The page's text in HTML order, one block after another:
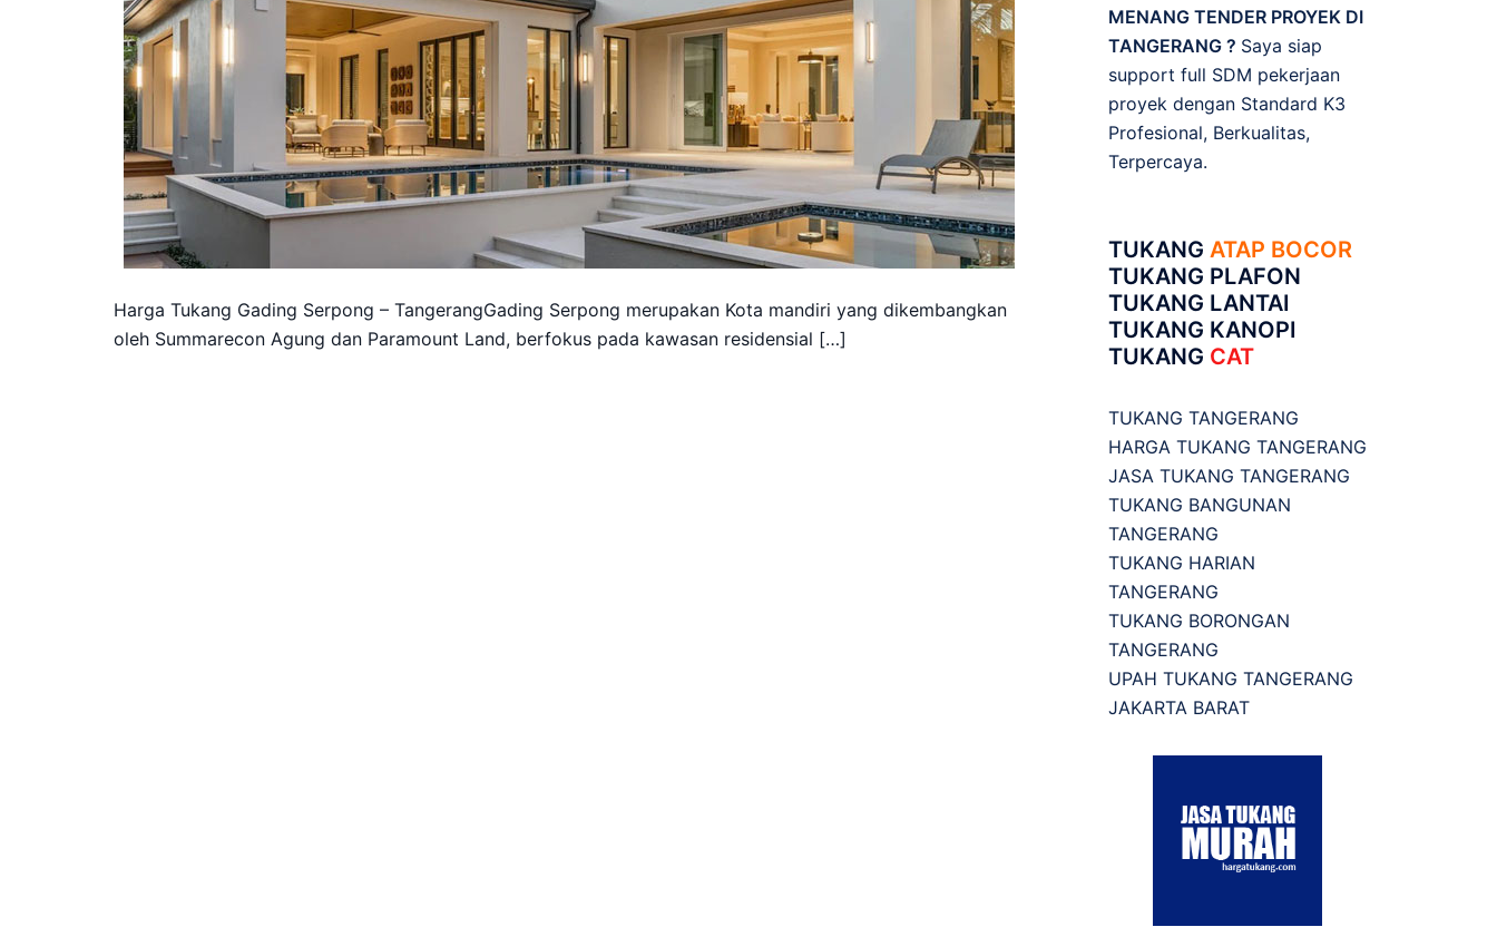
Harga Tukang Gading Serpong – TangerangGading Serpong merupakan Kota mandiri yang dikembangkan
oleh Summarecon Agung dan Paramount Land, berfokus pada kawasan residensial […]
MENANG TENDER PROYEK DI
TANGERANG ? Saya siap
support full SDM pekerjaan
proyek dengan Standard K3
Profesional, Berkualitas,
Terpercaya.
TUKANG ATAP BOCOR
TUKANG PLAFON
TUKANG LANTAI
TUKANG KANOPI
TUKANG CAT
TUKANG TANGERANG
HARGA TUKANG TANGERANG
JASA TUKANG TANGERANG
TUKANG BANGUNAN
TANGERANG
TUKANG HARIAN
TANGERANG
TUKANG BORONGAN
TANGERANG
UPAH TUKANG TANGERANG
JAKARTA BARAT